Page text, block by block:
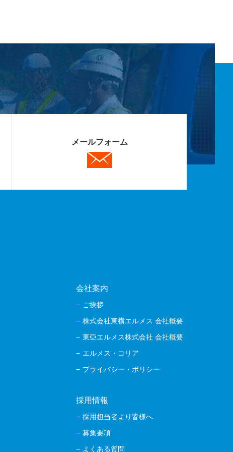
メールフォーム
会社案内
ご挨拶
株式会社東横エルメス 会社概要
東亞エルメス株式会社 会社概要
エルメス・コリア
プライバシー・ポリシー
採用情報
採用担当者より皆様へ
募集要項
よくある質問